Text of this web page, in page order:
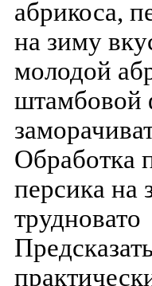
абрикоса,
на зиму
молодой
штамбовой
Обработка
персика на